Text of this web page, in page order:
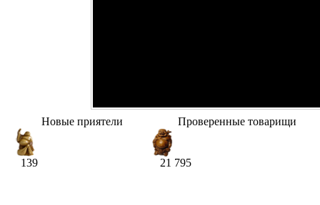
Новые приятели
139
Проверенные товарищи
21 795